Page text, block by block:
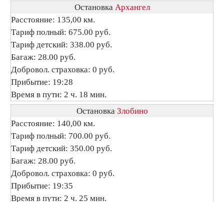
Остановка Архангел
Расстояние: 135,00 км.
Тариф полный: 675.00 руб.
Тариф детский: 338.00 руб.
Багаж: 28.00 руб.
Добровол. страховка: 0 руб.
Прибытие: 19:28
Время в пути: 2 ч. 18 мин.
Остановка Злобино
Расстояние: 140,00 км.
Тариф полный: 700.00 руб.
Тариф детский: 350.00 руб.
Багаж: 28.00 руб.
Добровол. страховка: 0 руб.
Прибытие: 19:35
Время в пути: 2 ч. 25 мин.